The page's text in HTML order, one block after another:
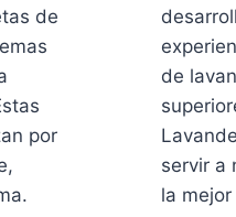
de
por
de
servir a
la